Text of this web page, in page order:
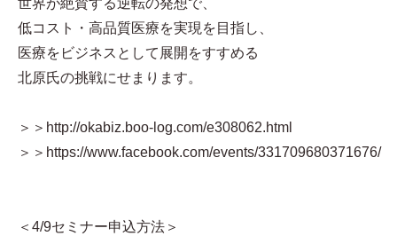
世界が絶賛する逆転の発想で、
低コスト・高品質医療を実現を目指し、
医療をビジネスとして展開をすすめる
北原氏の挑戦にせまります。
＞＞http://okabiz.boo-log.com/e308062.html
＞＞https://www.facebook.com/events/331709680371676/
＜4/9セミナー申込方法＞